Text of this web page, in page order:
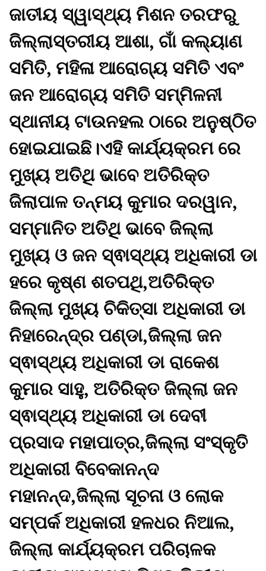
ଜାତୀୟ ସ୍ୱାସ୍ଥ୍ୟ ମିଶନ ତରଫରୁ
ଜିଲ୍ଲାସ୍ତରୀୟ ଆଶା, ଗାଁ କଲ୍ୟାଣ
ସମିତି, ମହିଳା ଆରୋଗ୍ୟ ସମିତି ଏବଂ
ଜନ ଆରୋଗ୍ୟ ସମିତି ସମ୍ମିଳନୀ
ସ୍ଥାନୀୟ ଟାଉନହଲ ଠାରେ ଅନୁଷ୍ଠିତ
ହୋଇଯାଇଛି।ଏହି କାର୍ଯ୍ୟକ୍ରମ ରେ
ମୁଖ୍ୟ ଅତିଥି ଭାବେ ଅତିରିକ୍ତ
ଜିଲାପାଳ ତନ୍ମୟ କୁମାର ଦରୱାନ,
ସମ୍ମାନିତ ଅତିଥି ଭାବେ ଜିଲ୍ଲା
ମୁଖ୍ୟ ଓ ଜନ ସ୍ଵାସ୍ଥ୍ୟ ଅଧିକାରୀ ଡା
ହରେ କୃଷ୍ଣ ଶତପଥି,ଅତିରିକ୍ତ
ଜିଲ୍ଲା ମୁଖ୍ୟ ଚିକିତ୍ସା ଅଧିକାରୀ ଡା
ନିହାରେନ୍ଦ୍ର ପଣ୍ଡା,ଜିଲ୍ଲା ଜନ
ସ୍ଵାସ୍ଥ୍ୟ ଅଧିକାରୀ ଡା ରାକେଶ
କୁମାର ସାହୁ, ଅତିରିକ୍ତ ଜିଲ୍ଲା ଜନ
ସ୍ଵାସ୍ଥ୍ୟ ଅଧିକାରୀ ଡା ଦେବୀ
ପ୍ରସାଦ ମହାପାତ୍ର,ଜିଲ୍ଲା ସଂସ୍କୃତି
ଅଧିକାରୀ ବିବେକାନନ୍ଦ
ମହାନନ୍ଦ,ଜିଲ୍ଲା ସୂଚନା ଓ ଲୋକ
ସମ୍ପର୍କ ଅଧିକାରୀ ହଳଧର ନିଆଲ,
ଜିଲ୍ଲା କାର୍ଯ୍ୟକ୍ରମ ପରିଚାଳକ